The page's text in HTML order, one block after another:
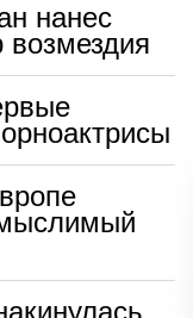
нанес
возмездия